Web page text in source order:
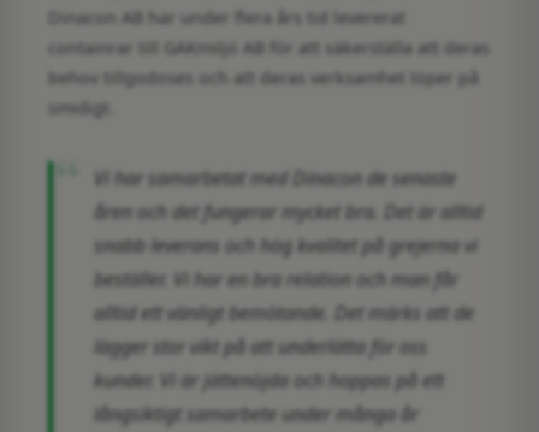
Liftdumpercontainer
Liftdumperflak
Öppen liftdumpercontainer
Täckt liftdumpercontainer
Sök efter produkter
Dinacon AB har under flera års tid levererat
containrar till GAKmiljö AB för att säkerställa att deras
behov tillgodoses och att deras verksamhet löper på
smidigt.
Vi har samarbetat med Dinacon de senaste
åren och det fungerar mycket bra. Det är alltid
snabb leverans och hög kvalitet på grejerna vi
beställer. Vi har en bra relation och man får
alltid ett vänligt bemötande. Det märks att de
lägger stor vikt på att underlätta för oss
kunder. Vi är jättenöjda och hoppas på ett
långsiktigt samarbete under många år